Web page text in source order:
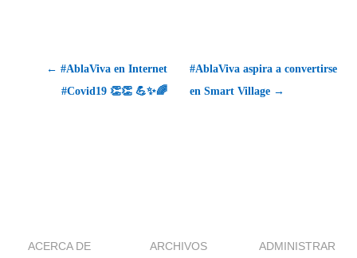
← #AblaViva en Internet
#Covid19 👏👏 💪✨🌈
#AblaViva aspira a convertirse
en Smart Village →
ACERCA DE ARCHIVOS ADMINISTRAR